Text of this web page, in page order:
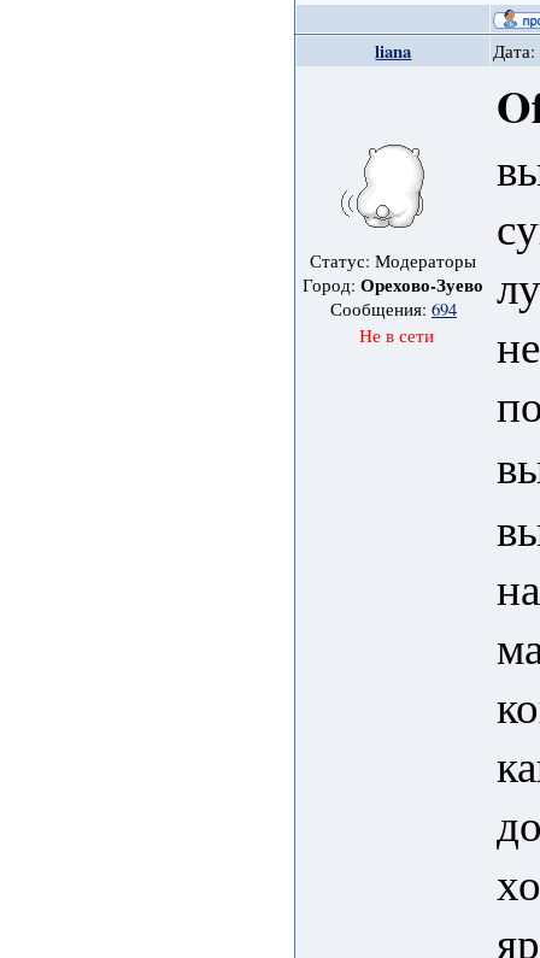
liana
Статус: Модераторы
Город:Орехово-Зуево
Сообщения: 694
Не в сети